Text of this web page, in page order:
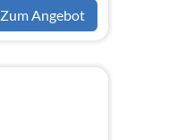
Zum Angebot